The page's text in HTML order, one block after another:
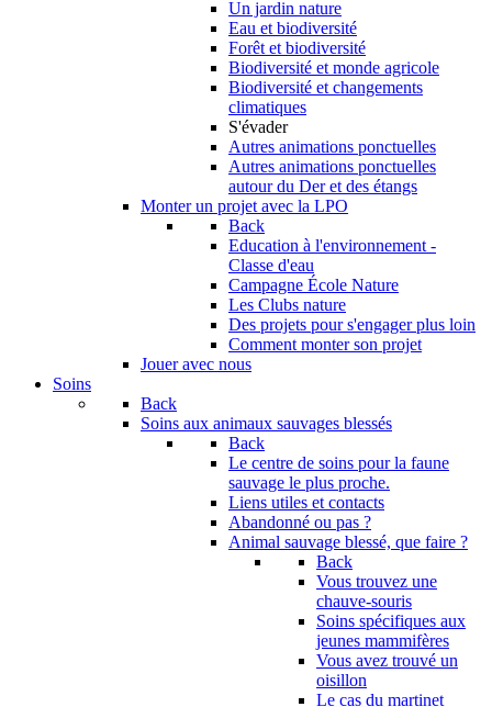
Un jardin nature
Eau et biodiversité
Forêt et biodiversité
Biodiversité et monde agricole
Biodiversité et changements
climatiques
S'évader
Autres animations ponctuelles
Autres animations ponctuelles
autour du Der et des étangs
Monter un projet avec la LPO
Back
Education à l'environnement -
Classe d'eau
Campagne École Nature
Les Clubs nature
Des projets pour s'engager plus loin
Comment monter son projet
Jouer avec nous
Soins
Back
Soins aux animaux sauvages blessés
Back
Le centre de soins pour la faune
sauvage le plus proche.
Liens utiles et contacts
Abandonné ou pas ?
Animal sauvage blessé, que faire ?
Back
Vous trouvez une
chauve-souris
Soins spécifiques aux
jeunes mammifères
Vous avez trouvé un
oisillon
Le cas du martinet